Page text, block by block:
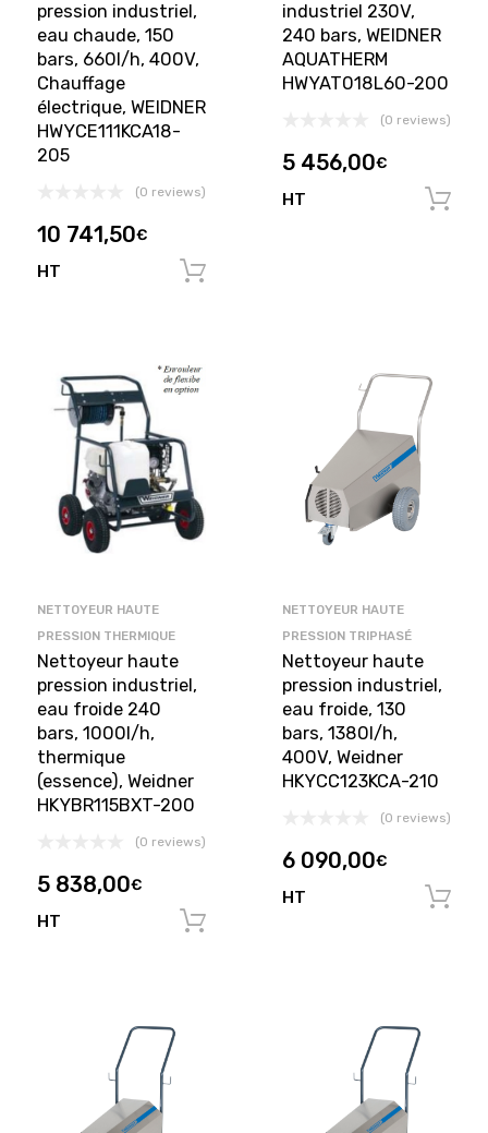
pression industriel,
eau chaude, 150
bars, 660l/h, 400V,
Chauffage
électrique, WEIDNER
HWYCE111KCA18-
205
(0 reviews)
10 741,50€
HT
industriel 230V,
240 bars, WEIDNER
AQUATHERM
HWYAT018L60-200
(0 reviews)
5 456,00€
HT
NETTOYEUR HAUTE
PRESSION THERMIQUE
Nettoyeur haute
pression industriel,
eau froide 240
bars, 1000l/h,
thermique
(essence), Weidner
HKYBR115BXT-200
(0 reviews)
5 838,00€
HT
NETTOYEUR HAUTE
PRESSION TRIPHASÉ
Nettoyeur haute
pression industriel,
eau froide, 130
bars, 1380l/h,
400V, Weidner
HKYCC123KCA-210
(0 reviews)
6 090,00€
HT